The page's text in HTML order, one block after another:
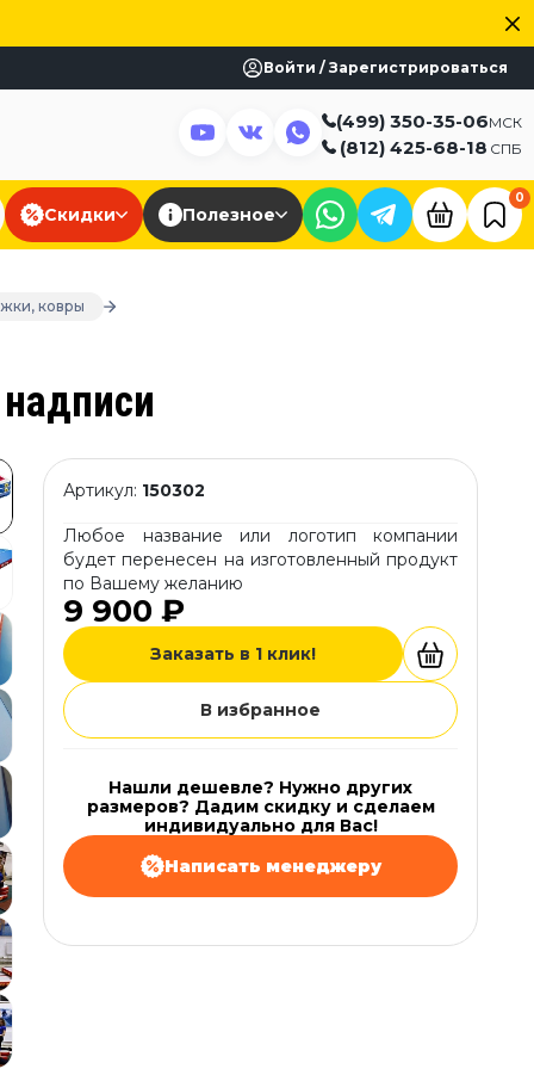
Войти / Зарегистрироваться
(499) 350-35-06МСК
(812) 425-68-18 СПБ
Скидки Полезное
0
ковры
Артикул: 150302
Любое название или логотип компании
будет перенесен на изготовленный продукт
по Вашему желанию
9 900 ₽
Заказать в 1 клик!
В избранное
Нашли дешевле? Нужно других
размеров? Дадим скидку и сделаем
индивидуально для Вас!
Написать менеджеру